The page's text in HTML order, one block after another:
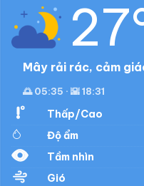
Mây rải rác, cảm
🌅 05:35 · 🌇 18:31
Thấp/Cao
Độ ẩm
Tầm nhìn
Gió